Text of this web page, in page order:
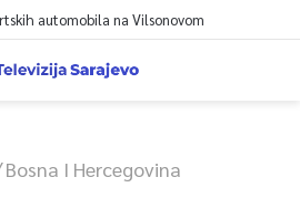
automobila na Vilsonovom
Bosna I Hercegovina